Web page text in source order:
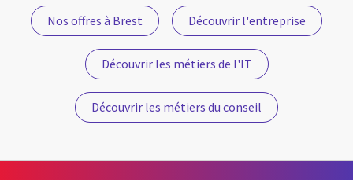
Nos offres à Brest Découvrir l'entreprise
Découvrir les métiers de l'IT
Découvrir les métiers du conseil